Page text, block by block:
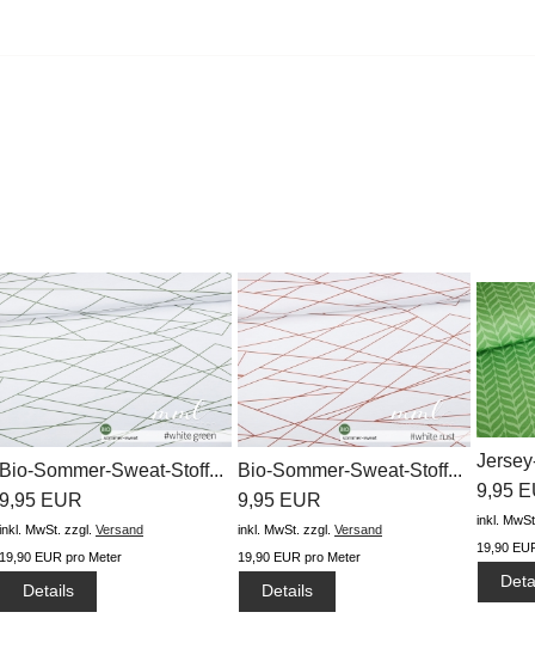
Bio-Sommer-Sweat-Stoff...
9,95 EUR
inkl. MwSt. zzgl. Versand
19,90 EUR pro Meter
Details
Bio-Sommer-Sweat-Stoff...
9,95 EUR
inkl. MwSt. zzgl. Versand
19,90 EUR pro Meter
Details
9,95
inkl.
19,90